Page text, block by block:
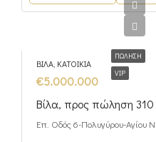
ΠΏΛΗΣΗ
VIP
ΒΊΛΑ, ΚΑΤΟΙΚΊΑ
€5.000.000
Βίλα, προς πώληση
Επ. Οδός 6-Πολυγύρου-Αγίου